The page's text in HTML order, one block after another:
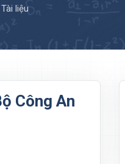
Tài liệu
Công An